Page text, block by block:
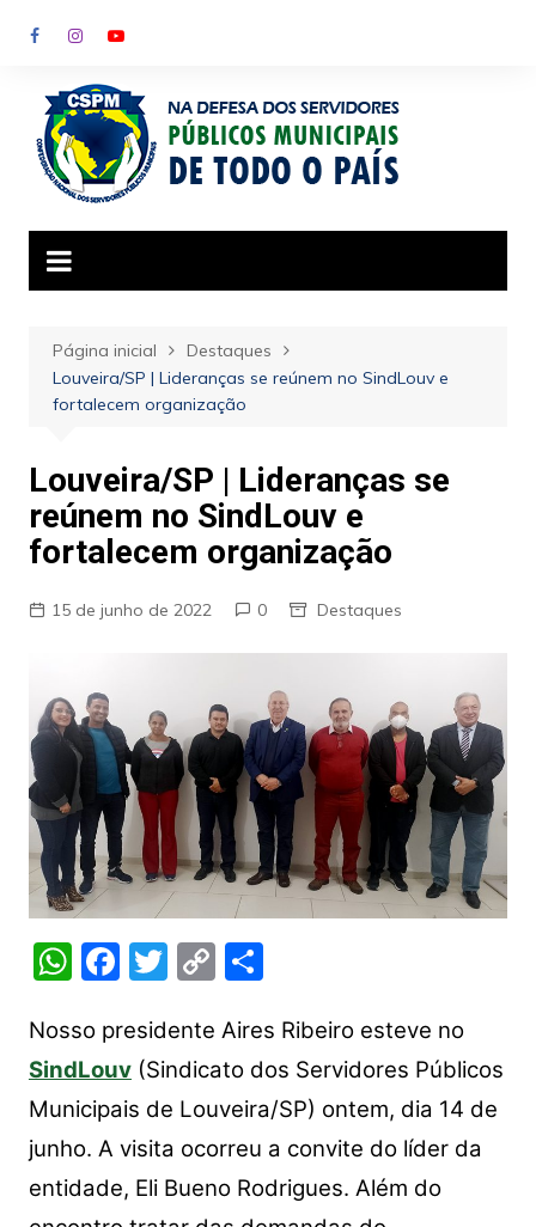
para
conteúdo
Página inicial
Destaques
Louveira/SP | Lideranças se reúnem no SindLouv e
fortalecem organização
Louveira/SP | Lideranças se
reúnem no SindLouv e
fortalecem organização
15 de junho de 2022 0 Destaques
W
at
s
A
p
p
F
c
e
b
o
o
T
itt
er
C
p
y
Li
n
k
S
ar
e
Nosso presidente Aires Ribeiro esteve no
SindLouv(Sindicato dos Servidores Públicos
Municipais de Louveira/SP) ontem, dia 14 de
junho. A visita ocorreu a convite do líder da
entidade, Eli Bueno Rodrigues. Além do